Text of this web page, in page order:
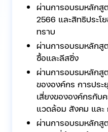
ผ่านการอบรมหลักสู
2566 และสิทธิประ
ทราบ
ผ่านการอบรมหลักสู
ซื้อและลีสซิ่ง
ผ่านการอบรมหลักสู
ขององค์กร การประ
เสี่ยงขององค์กรกับ
แวดล้อม สังคม และ
ผ่านการอบรมหลักสู